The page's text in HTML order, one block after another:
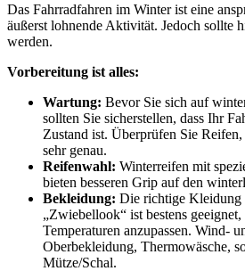
Das Fahrradfahren im Winter ist eine
äußerst lohnende Aktivität. Jedoch sollte
werden.
Vorbereitung ist alles:
Wartung: Bevor Sie sich auf
sollten Sie sicherstellen, dass Ihr
Zustand ist. Überprüfen Sie
sehr genau.
Reifenwahl: Winterreifen mit
bieten besseren Grip auf den
Bekleidung: Die richtige Kleidung
„Zwiebellook“ ist bestens
Temperaturen anzupassen. Wind-
Oberbekleidung, Thermowäsche,
Mütze/Schal.